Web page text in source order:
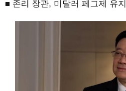
■ 존리 장관, 미달러 페그제 유지